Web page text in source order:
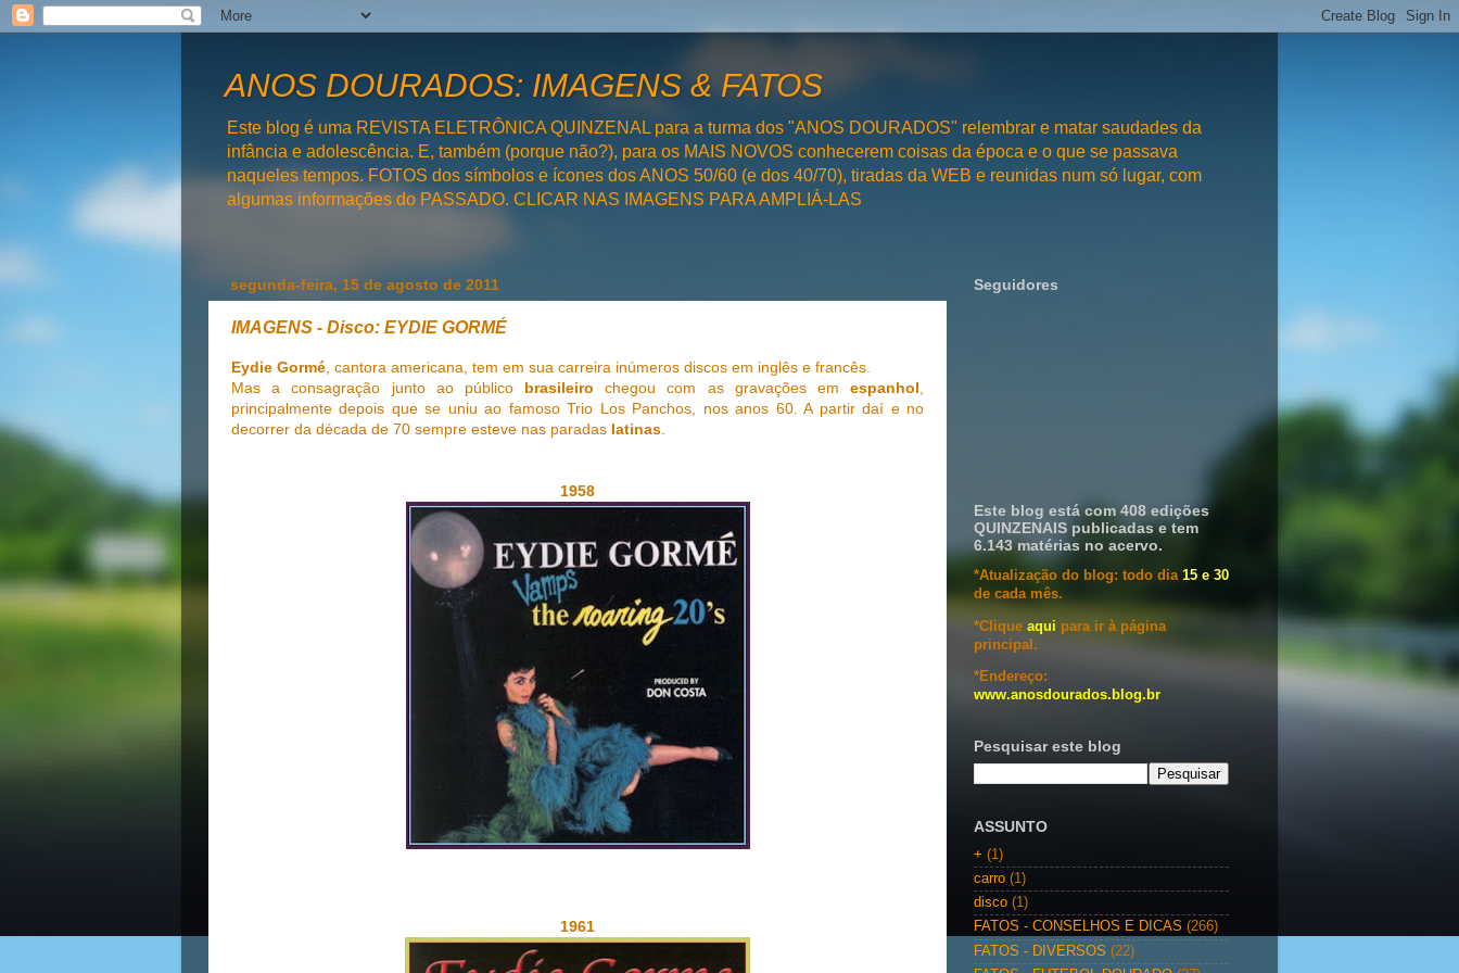
ANOS DOURADOS: IMAGENS & FATOS
Este blog é uma REVISTA ELETRÔNICA QUINZENAL para a turma dos "ANOS DOURADOS" relembrar e matar saudades da
infância e adolescência. E, também (porque não?), para os MAIS NOVOS conhecerem coisas da época e o que se passava
naqueles tempos. FOTOS dos símbolos e ícones dos ANOS 50/60 (e dos 40/70), tiradas da WEB e reunidas num só lugar, com
algumas informações do PASSADO. CLICAR NAS IMAGENS PARA AMPLIÁ-LAS
segunda-feira, 15 de agosto de 2011
IMAGENS - Disco: EYDIE GORMÉ
Eydie Gormé, cantora americana, tem em sua carreira inúmeros discos em inglês e francês.
Mas a consagração junto ao públicobrasileirochegou com as gravações emespanhol,
principalmente depois que se uniu ao famoso Trio Los Panchos, nos anos 60. A partir daí e no
decorrer da década de 70 sempre esteve nas paradas latinas.
1958
1961
Seguidores
Este blog está com 408 edições
QUINZENAIS publicadas e tem
6.143 matérias no acervo.
*Atualização do blog: todo dia 15 e 30
de cada mês.
*Clique aqui para ir à página
principal.
*Endereço:
www.anosdourados.blog.br
Pesquisar este blog
ASSUNTO
+ (1)
carro (1)
disco (1)
FATOS - CONSELHOS E DICAS (266)
FATOS - DIVERSOS (22)